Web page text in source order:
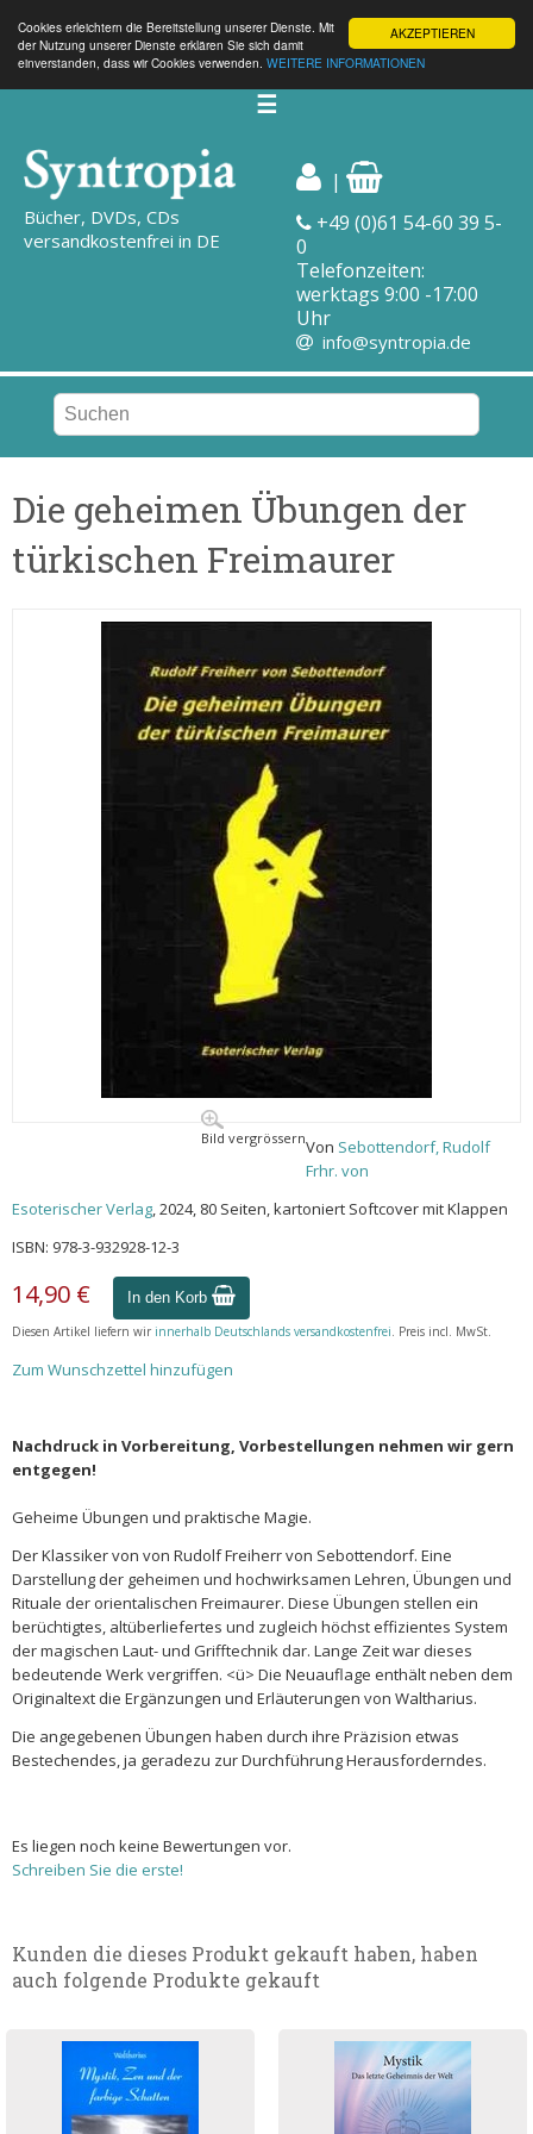
AKZEPTIEREN
Cookies erleichtern die Bereitstellung unserer Dienste. Mit
der Nutzung unserer Dienste erklären Sie sich damit
einverstanden, dass wir Cookies verwenden. WEITERE INFORMATIONEN
☰
Bücher, DVDs, CDs
versandkostenfrei in DE
|
+49 (0)61 54-60 39 5-
0
Telefonzeiten:
werktags 9:00 -17:00
Uhr
info@syntropia.de
Die geheimen Übungen der
türkischen Freimaurer
Bild vergrössernVon Sebottendorf, Rudolf
Frhr. von
Esoterischer Verlag, 2024, 80 Seiten, kartoniert Softcover mit Klappen
ISBN: 978-3-932928-12-3
14,90 € In den Korb
Diesen Artikel liefern wir innerhalb Deutschlands versandkostenfrei. Preis incl. MwSt.
Zum Wunschzettel hinzufügen
Nachdruck in Vorbereitung, Vorbestellungen nehmen wir gern
entgegen!
Geheime Übungen und praktische Magie.
Der Klassiker von von Rudolf Freiherr von Sebottendorf. Eine
Darstellung der geheimen und hochwirksamen Lehren, Übungen und
Rituale der orientalischen Freimaurer. Diese Übungen stellen ein
berüchtigtes, altüberliefertes und zugleich höchst effizientes System
der magischen Laut- und Grifftechnik dar. Lange Zeit war dieses
bedeutende Werk vergriffen. <ü> Die Neuauflage enthält neben dem
Originaltext die Ergänzungen und Erläuterungen von Waltharius.
Die angegebenen Übungen haben durch ihre Präzision etwas
Bestechendes, ja geradezu zur Durchführung Herausforderndes.
Es liegen noch keine Bewertungen vor.
Schreiben Sie die erste!
Kunden die dieses Produkt gekauft haben, haben
auch folgende Produkte gekauft